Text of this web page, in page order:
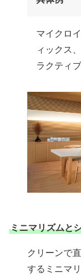
マイクロ
ィックス
ラクティ
ミニマリズムと
クリーンで
するミニマ